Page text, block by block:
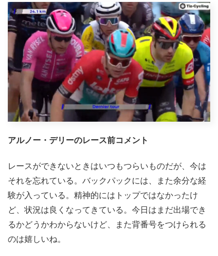
アルノー・デリーのレース前コメント
レースができないときはいつもつらいものだが、今は
それを忘れている。バックパックには、また余分な経
験が入っている。精神的にはトップではなかったけ
ど、状況は良くなってきている。今日はまだ出場でき
るかどうかわからないけど、また背番号をつけられる
のは嬉しいね。